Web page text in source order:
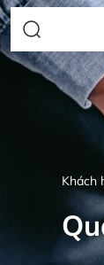
Khách